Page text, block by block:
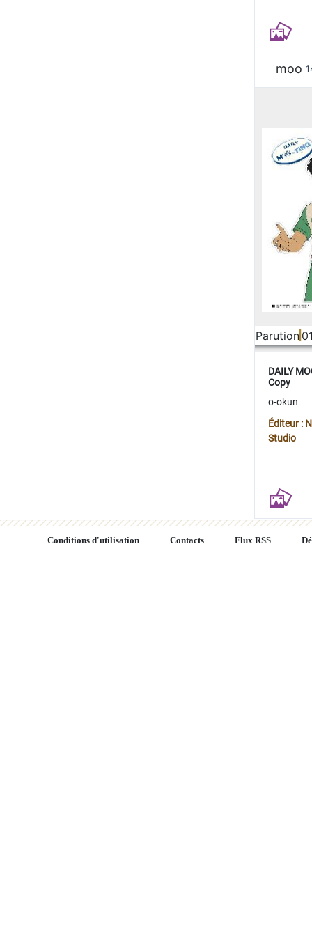
moo
Parution
DAILY
Copy
o-okun
Éditeur :
Studio
Conditions d'utilisation Contacts Flux RSS